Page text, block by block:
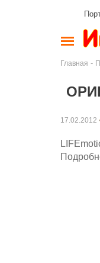
Главная -
17.02.2012